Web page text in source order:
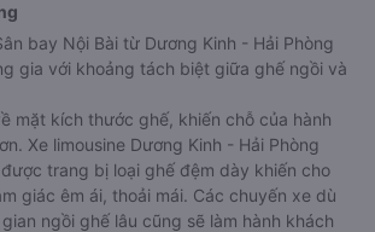
bay Nội Bài từ Dương Kinh - Hải Phòng
gia với khoảng tách biệt giữa ghế ngồi và
mặt kích thước ghế, khiến chỗ của hành
Xe limousine Dương Kinh - Hải Phòng
trang bị loại ghế đệm dày khiến cho
giác êm ái, thoải mái. Các chuyến xe dù
ngồi ghế lâu cũng sẽ làm hành khách